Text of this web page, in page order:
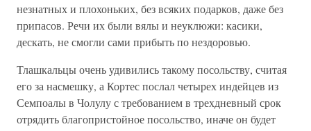
незнатных и плохоньких, без всяких подарков, даже без
припасов. Речи их были вялы и неуклюжи: касики,
дескать, не смогли сами прибыть по нездоровью.
Тлашкальцы очень удивились такому посольству, считая
его за насмешку, а Кортес послал четырех индейцев из
Семпоалы в Чолулу с требованием в трехдневный срок
отрядить благопристойное посольство, иначе он будет